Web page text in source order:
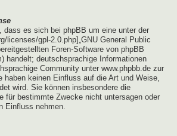
dass es sich bei phpBB um eine unter der
licenses/gpl-2.0.php]„GNU General Public
Foren-Software von phpBB
handelt; deutschsprachige Informationen
Community unter www.phpbb.de zur
haben keinen Einfluss auf die Art und Weise,
wird. Sie können insbesondere die
für bestimmte Zwecke nicht untersagen oder
Einfluss nehmen.